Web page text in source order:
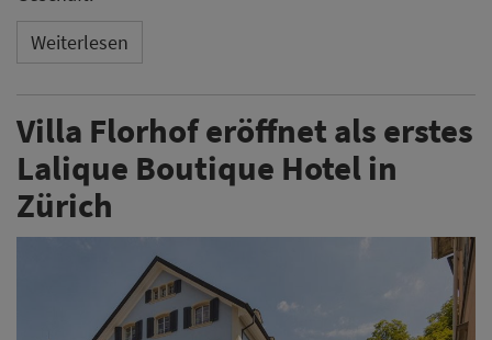
Weiterlesen
Villa Florhof eröffnet als erstes
Lalique Boutique Hotel in
Zürich